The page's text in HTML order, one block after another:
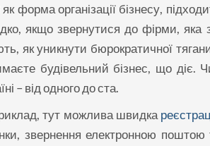
форма організації бізнесу,
якщо звернутися до фірми, яка
як уникнути бюрократичної
будівельний бізнес, що діє.
– від одного до ста.
тут можлива швидка
звернення електронною